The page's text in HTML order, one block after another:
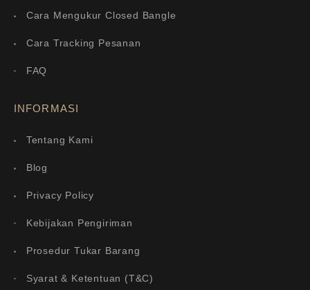
Cara Mengukur Closed Bangle
Cara Tracking Pesanan
FAQ
INFORMASI
Tentang Kami
Blog
Privacy Policy
Kebijakan Pengiriman
Prosedur Tukar Barang
Syarat & Ketentuan (T&C)